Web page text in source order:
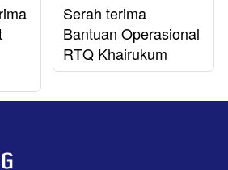
Serah terima
Bantuan Operasional
RTQ Khairukum